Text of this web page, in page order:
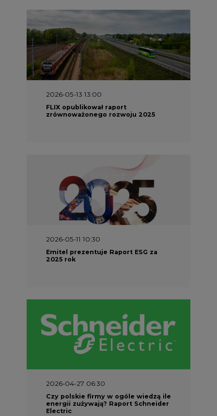
2026-05-13 13:00
FLIX opublikował raport
zrównoważonego rozwoju 2025
2026-05-11 10:30
Emitel prezentuje Raport ESG za
2025 rok
2026-04-27 06:30